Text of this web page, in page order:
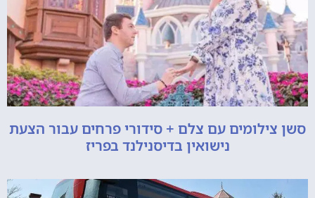
סשן צילומים עם צלם + סידורי פרחים עבור הצעת
נישואין בדיסנילנד בפריז